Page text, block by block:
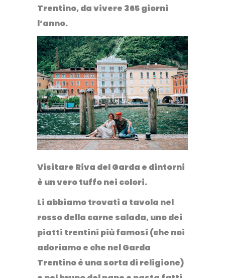
Trentino,da vivere 365 giorni
l’anno.
Visitare Riva del Garda e dintorni
è un vero tuffo nei colori.
Li abbiamo trovati a tavola nel
rosso della carne salada, uno dei
piatti trentini più famosi (che noi
adoriamo e che nel Garda
Trentino è una sorta di religione)